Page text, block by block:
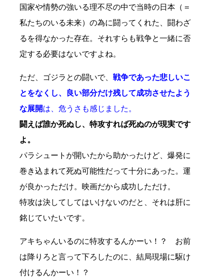
国家や情勢の強いる理不尽の中で当時の日本（＝
私たちのいる未来）の為に闘ってくれた、闘わざ
るを得なかった存在。それすらも戦争と一緒に否
定する必要はないですよね。
ただ、ゴジラとの闘いで、戦争であった悲しいこ
とをなくし、良い部分だけ残して成功させたよう
な展開は、危うさも感じました。
闘えば誰か死ぬし、特攻すれば死ぬのが現実です
よ。
パラシュートが開いたから助かったけど、爆発に
巻き込まれて死ぬ可能性だって十分にあった。運
が良かっただけ。映画だから成功しただけ。
特攻は決してしてはいけないのだと、それは肝に
銘じていたいです。
アキちゃんいるのに特攻するんかーい！？ お前
は降りろと言って下ろしたのに、結局現場に駆け
付けるんかーい！？